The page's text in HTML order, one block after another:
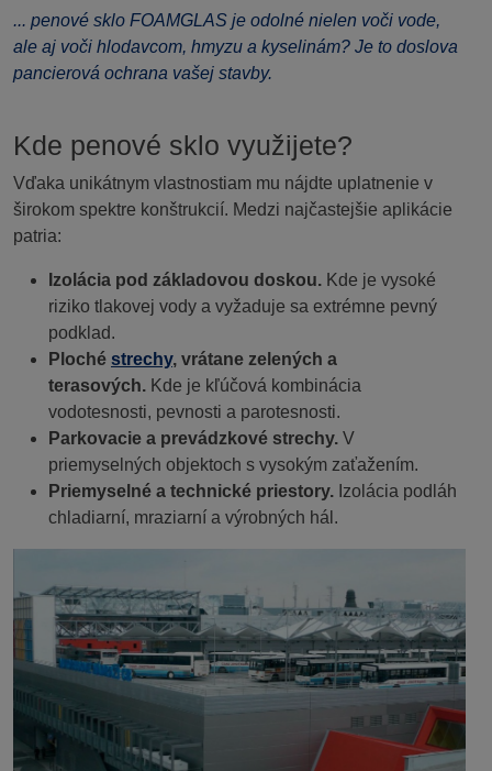
... penové sklo FOAMGLAS je odolné nielen voči vode,
ale aj voči hlodavcom, hmyzu a kyselinám? Je to doslova
pancierová ochrana vašej stavby.
Kde penové sklo využijete?
Vďaka unikátnym vlastnostiam mu nájdte uplatnenie v
širokom spektre konštrukcií. Medzi najčastejšie aplikácie
patria:
Izolácia pod základovou doskou. Kde je vysoké
riziko tlakovej vody a vyžaduje sa extrémne pevný
podklad.
Ploché strechy, vrátane zelených a
terasových. Kde je kľúčová kombinácia
vodotesnosti, pevnosti a parotesnosti.
Parkovacie a prevádzkové strechy. V
priemyselných objektoch s vysokým zaťažením.
Priemyselné a technické priestory. Izolácia podláh
chladiarní, mraziarní a výrobných hál.